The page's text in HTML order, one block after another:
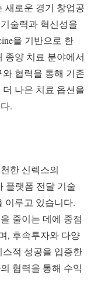
새로운 경기 창업공
술력과 혁신성을
을 기반으로 한
종양 치료 분야에서
협력을 통해 기존
나은 치료 옵션을
.
한 신렉스의
플랫폼 전달 기술
이루고 있습니다.
줄이는 데에 중점
, 후속투자와 다양
적 성공을 입증한
협력을 통해 수익